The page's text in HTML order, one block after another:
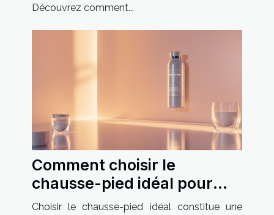
Découvrez comment...
Comment choisir le
chausse-pied idéal pour
vos besoins ?
Choisir le chausse-pied idéal constitue une